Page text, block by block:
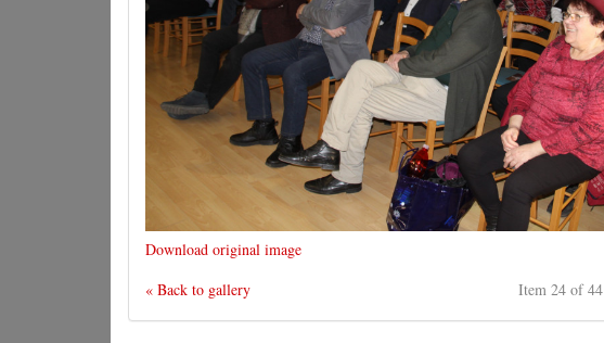
Download original image
« Back to gallery
Item 24 of 44